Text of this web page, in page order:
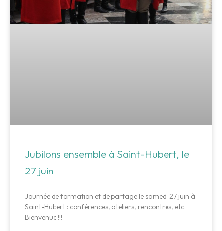
Jubilons ensemble à Saint-Hubert, le
27 juin
Journée de formation et de partage le samedi 27 juin à
Saint-Hubert : conférences, ateliers, rencontres, etc.
Bienvenue !!!